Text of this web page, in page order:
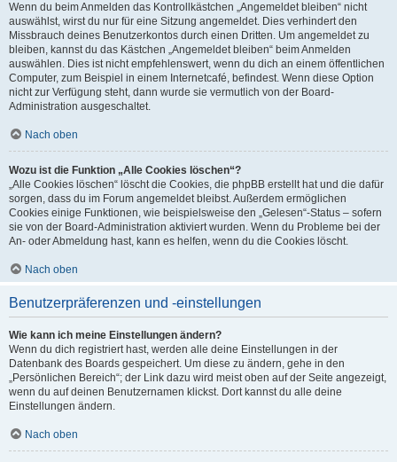
Wenn du beim Anmelden das Kontrollkästchen „Angemeldet bleiben“ nicht
auswählst, wirst du nur für eine Sitzung angemeldet. Dies verhindert den
Missbrauch deines Benutzerkontos durch einen Dritten. Um angemeldet zu
bleiben, kannst du das Kästchen „Angemeldet bleiben“ beim Anmelden
auswählen. Dies ist nicht empfehlenswert, wenn du dich an einem öffentlichen
Computer, zum Beispiel in einem Internetcafé, befindest. Wenn diese Option
nicht zur Verfügung steht, dann wurde sie vermutlich von der Board-
Administration ausgeschaltet.
Nach oben
Wozu ist die Funktion „Alle Cookies löschen“?
„Alle Cookies löschen“ löscht die Cookies, die phpBB erstellt hat und die dafür
sorgen, dass du im Forum angemeldet bleibst. Außerdem ermöglichen
Cookies einige Funktionen, wie beispielsweise den „Gelesen“-Status – sofern
sie von der Board-Administration aktiviert wurden. Wenn du Probleme bei der
An- oder Abmeldung hast, kann es helfen, wenn du die Cookies löscht.
Nach oben
Benutzerpräferenzen und -einstellungen
Wie kann ich meine Einstellungen ändern?
Wenn du dich registriert hast, werden alle deine Einstellungen in der
Datenbank des Boards gespeichert. Um diese zu ändern, gehe in den
„Persönlichen Bereich“; der Link dazu wird meist oben auf der Seite angezeigt,
wenn du auf deinen Benutzernamen klickst. Dort kannst du alle deine
Einstellungen ändern.
Nach oben